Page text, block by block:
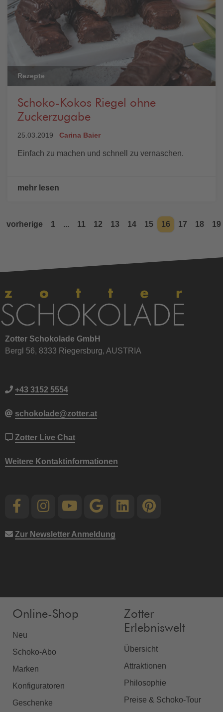
Rezepte
Schoko-Kokos Riegel ohne
Zuckerzugabe
25.03.2019 Carina Baier
Einfach zu machen und schnell zu vernaschen.
mehr lesen
vorherige 1 ... 11 12 13 14 15 16 17 18 19
Zotter Schokolade GmbH
Bergl 56, 8333 Riegersburg, AUSTRIA
+43 3152 5554
schokolade@zotter.at
Zotter Live Chat
Weitere Kontaktinformationen
Zur Newsletter Anmeldung
Online-Shop
Neu
Schoko-Abo
Marken
Konfiguratoren
Geschenke
Zotter
Erlebniswelt
Übersicht
Attraktionen
Philosophie
Preise & Schoko-Tour